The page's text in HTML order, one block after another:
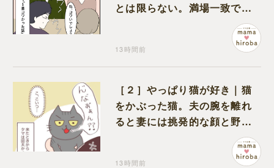
とは限らない。満場一致でコ
ワいと認定された意外な体験
13時間前
［２］やっぱり猫が好き｜猫
をかぶった猫。夫の腕を離れ
ると妻には挑発的な顔と野太
13時間前